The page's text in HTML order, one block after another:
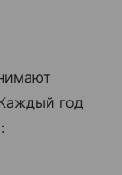
год